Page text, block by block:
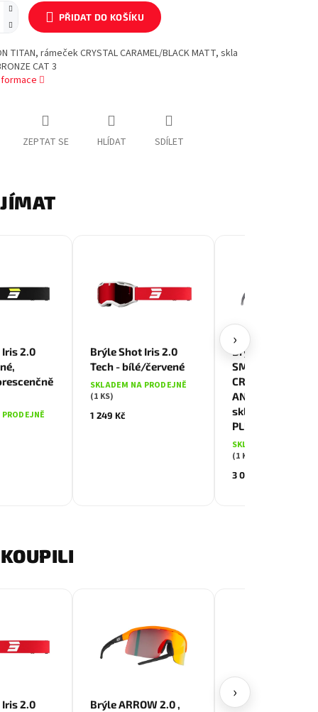
PŘIDAT DO KOŠÍKU
TITAN, rámeček CRYSTAL CARAMEL/BLACK MATT, skla
CAT 3
ZEPTAT SE HLÍDAT SDÍLET
2.0
Brýle Shot Iris 2.0
Tech - bílé/červené
SKLADEM NA PRODEJNĚ
(1 KS)
1 249 Kč
Brýle ARROW 2.0
SMALL, rámeček
CRYSTAL
ANTHRACITE
skla
PLUS BLUE CAT
SKLADEM NA
(1 KS)
3 099 Kč
›
2.0
Brýle ARROW 2.0 ,
›